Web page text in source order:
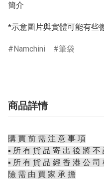
簡介
*示意圖片與實體可能有些
Namchini 筆袋
商品詳情
購 買 前 需 注 意 事 項
▪️ 所 有 貨 品 寄 出 後 將 不
▪️ 所 有 貨 品 經 香 港 公
險 需 由 買 家 承 擔